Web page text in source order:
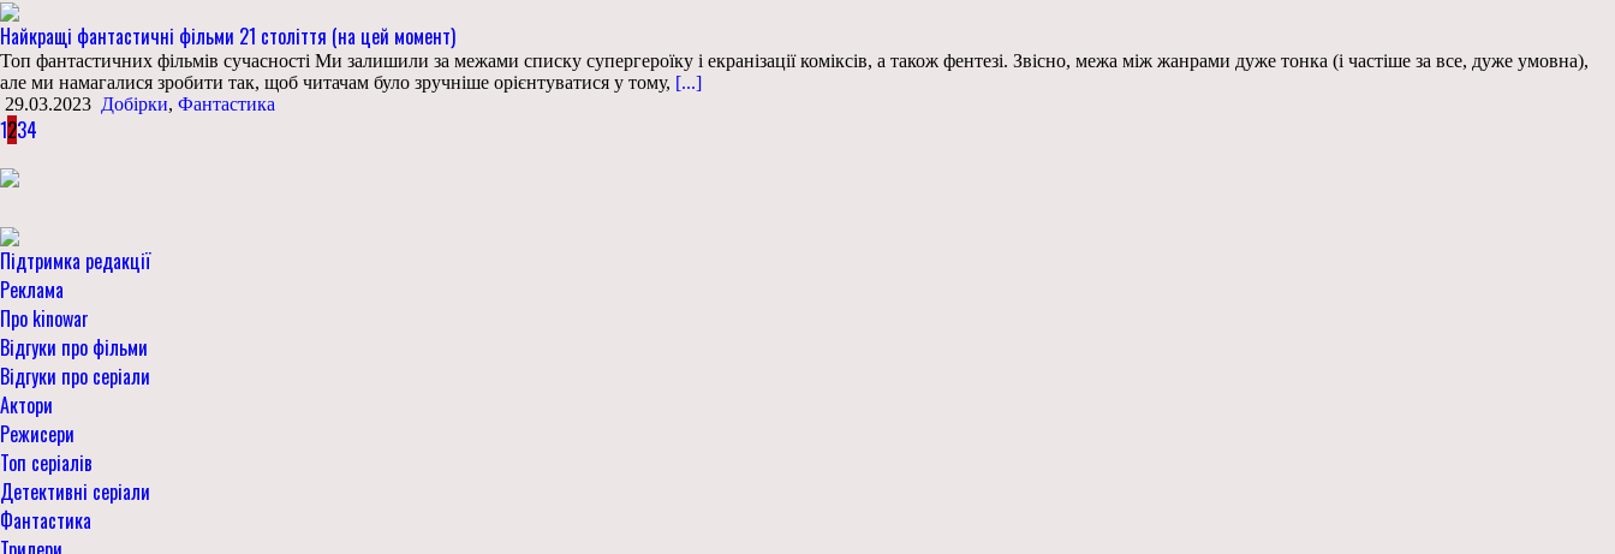
Найкращі фантастичні фільми 21 століття (на цей момент)
Топ фантастичних фільмів сучасності Ми залишили за межами списку супергероїку і екранізації коміксів, а також фентезі. Звісно, межа між жанрами дуже тонка (і частіше за все, дуже умовна),
але ми намагалися зробити так, щоб читачам було зручніше орієнтуватися у тому, [...]
29.03.2023 Добірки, Фантастика
1234
Підтримка редакції
Реклама
Про kinowar
Відгуки про фільми
Відгуки про серіали
Актори
Режисери
Топ серіалів
Детективні серіали
Фантастика